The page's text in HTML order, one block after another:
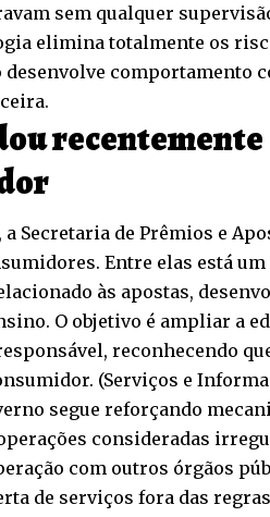
sem qualquer
elimina totalmente os
desenvolve comportamento
Secretaria de Prêmios e
Entre elas está
às apostas,
O objetivo é ampliar a
reconhecendo
(Serviços e
segue reforçando
consideradas
com outros órgãos
de serviços fora das